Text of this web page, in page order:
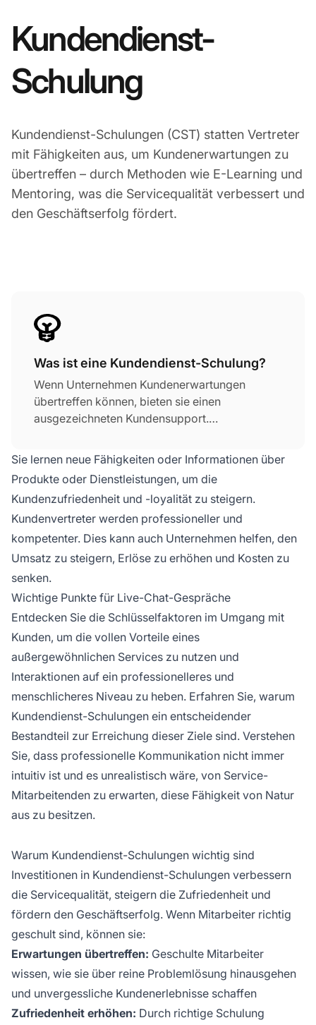
Kundendienst-
Schulung
Kundendienst-Schulungen (CST) statten Vertreter
mit Fähigkeiten aus, um Kundenerwartungen zu
übertreffen – durch Methoden wie E-Learning und
Mentoring, was die Servicequalität verbessert und
den Geschäftserfolg fördert.
Was ist eine Kundendienst-Schulung?
Wenn Unternehmen Kundenerwartungen
übertreffen können, bieten sie einen
ausgezeichneten Kundensupport.
Aktivität – sie lehrt Kundenvertreter, wie sie
positive Sprache verwenden, mit Mehrwert
antworten oder mit verärgerten Kunden
kommunizieren.
Sie lernen neue Fähigkeiten oder Informationen über
Produkte oder Dienstleistungen, um die
Kundenzufriedenheit und -loyalität zu steigern.
Kundenvertreter werden professioneller und
kompetenter. Dies kann auch Unternehmen helfen, den
Umsatz zu steigern, Erlöse zu erhöhen und Kosten zu
senken.
Wichtige Punkte für Live-Chat-Gespräche
Entdecken Sie die Schlüsselfaktoren im Umgang mit
Kunden, um die vollen Vorteile eines
außergewöhnlichen Services zu nutzen und
Interaktionen auf ein professionelleres und
menschlicheres Niveau zu heben. Erfahren Sie, warum
Kundendienst-Schulungen ein entscheidender
Bestandteil zur Erreichung dieser Ziele sind. Verstehen
Sie, dass professionelle Kommunikation nicht immer
intuitiv ist und es unrealistisch wäre, von Service-
Mitarbeitenden zu erwarten, diese Fähigkeit von Natur
aus zu besitzen.
Warum Kundendienst-Schulungen wichtig sind
Investitionen in Kundendienst-Schulungen verbessern
die Servicequalität, steigern die Zufriedenheit und
fördern den Geschäftserfolg. Wenn Mitarbeiter richtig
geschult sind, können sie:
Erwartungen übertreffen: Geschulte Mitarbeiter
wissen, wie sie über reine Problemlösung hinausgehen
und unvergessliche Kundenerlebnisse schaffen
Zufriedenheit erhöhen: Durch richtige Schulung